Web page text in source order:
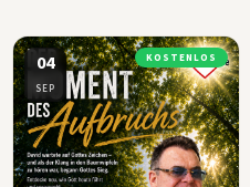
04
SEP
KOSTENLOS